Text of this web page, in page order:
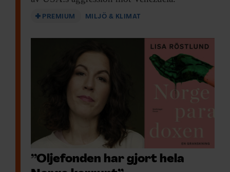
PREMIUM MILJÖ & KLIMAT
”Oljefonden har gjort hela